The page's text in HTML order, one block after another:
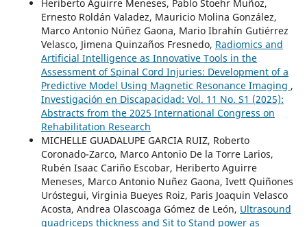
Heriberto Aguirre Meneses, Pablo Stoehr Muñoz,
Ernesto Roldán Valadez, Mauricio Molina González,
Marco Antonio Núñez Gaona, Mario Ibrahín Gutiérrez
Velasco, Jimena Quinzaños Fresnedo, Radiomics and
Artificial Intelligence as Innovative Tools in the
Assessment of Spinal Cord Injuries: Development of a
Predictive Model Using Magnetic Resonance Imaging ,
Investigación en Discapacidad: Vol. 11 No. S1 (2025):
Abstracts from the 2025 International Congress on
Rehabilitation Research
MICHELLE GUADALUPE GARCIA RUIZ, Roberto
Coronado-Zarco, Marco Antonio De la Torre Larios,
Rubén Isaac Cariño Escobar, Heriberto Aguirre
Meneses, Marco Antonio Nuñez Gaona, Ivett Quiñones
Uróstegui, Virginia Bueyes Roiz, Paris Joaquin Velasco
Acosta, Andrea Olascoaga Gómez de León, Ultrasound
quadriceps thickness and Sit to Stand power as